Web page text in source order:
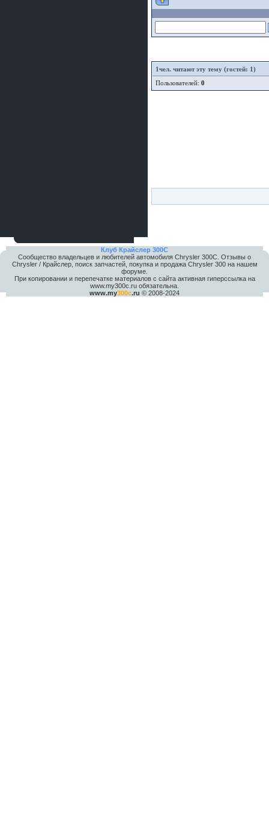
1чел. читают эту тему (гостей: 1)
Пользователей: 0
Клуб Крайслер 300C
Сообщество владельцев и любителей автомобиля Chrysler 300С. Отзывы о
Chrysler / Крайслер, поиск запчастей, покупка и продажа Chrysler 300 на нашем
форуме.
При копировании и перепечатке материалов с сайта активная гиперссылка на
www.my300c.ru обязательна.
www.my300c.ru © 2008-2024